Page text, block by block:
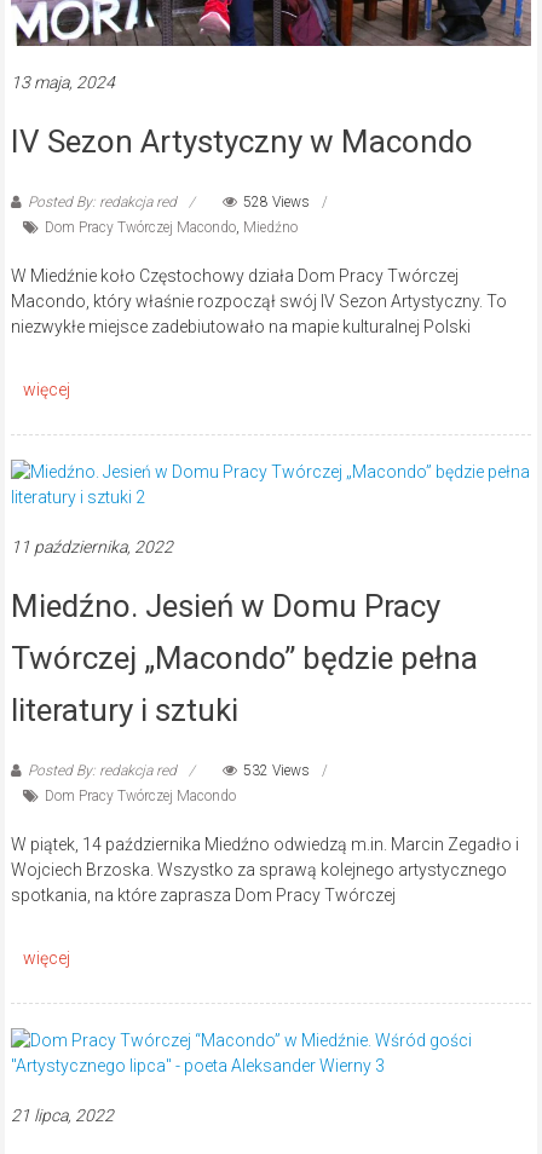
13 maja, 2024
IV Sezon Artystyczny w Macondo
Posted By: redakcja red
528 Views
Dom Pracy Twórczej Macondo, Miedźno
W Miedźnie koło Częstochowy działa Dom Pracy Twórczej
Macondo, który właśnie rozpoczął swój IV Sezon Artystyczny. To
niezwykłe miejsce zadebiutowało na mapie kulturalnej Polski
11 października, 2022
Miedźno. Jesień w Domu Pracy
Twórczej „Macondo” będzie pełna
literatury i sztuki
Posted By: redakcja red
532 Views
Dom Pracy Twórczej Macondo
W piątek, 14 października Miedźno odwiedzą m.in. Marcin Zegadło i
Wojciech Brzoska. Wszystko za sprawą kolejnego artystycznego
spotkania, na które zaprasza Dom Pracy Twórczej
21 lipca, 2022